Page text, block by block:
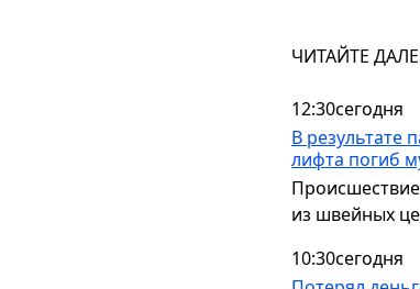
ЧИТАЙТЕ
12:30сегодня
В результате
лифта погиб
из швейных
10:30сегодня